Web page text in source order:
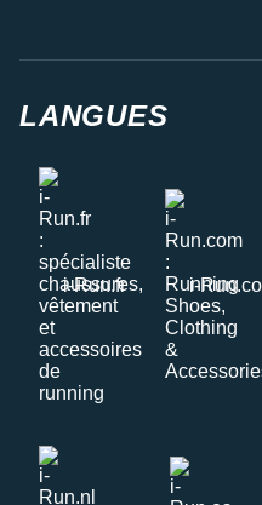
LANGUES
i-Run.fr i-